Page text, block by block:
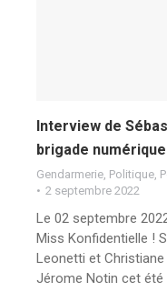
Interview de
brigade
Gendarmerie, Politique,
2 septembre 2022
Le 02 septembre
Miss Konfidentielle !
Leonetti et Christiane
Jérome Notin cet